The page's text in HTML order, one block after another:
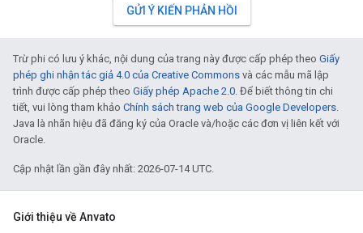
GỬI Ý KIẾN PHẢN HỒI
Trừ phi có lưu ý khác, nội dung của trang này được cấp phép theo Giấy
phép ghi nhận tác giả 4.0 của Creative Commons và các mẫu mã lập
trình được cấp phép theo Giấy phép Apache 2.0. Để biết thông tin chi
tiết, vui lòng tham khảo Chính sách trang web của Google Developers.
Java là nhãn hiệu đã đăng ký của Oracle và/hoặc các đơn vị liên kết với
Oracle.
Cập nhật lần gần đây nhất: 2026-07-14 UTC.
Giới thiệu về Anvato